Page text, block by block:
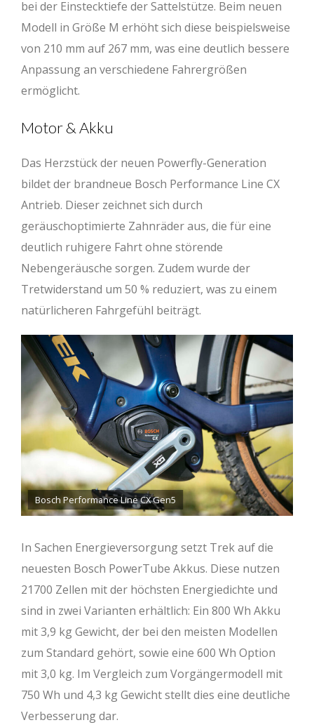
BB Drop (mm) 30 45 45 45
Stack (mm)
bei der Einstecktiefe der Sattelstütze. Beim neuen
Modell in Größe M erhöht sich diese beispielsweise
von 210 mm auf 267 mm, was eine deutlich bessere
Anpassung an verschiedene Fahrergrößen
ermöglicht.
Motor & Akku
Das Herzstück der neuen Powerfly-Generation
bildet der brandneue Bosch Performance Line CX
Antrieb. Dieser zeichnet sich durch
geräuschoptimierte Zahnräder aus, die für eine
deutlich ruhigere Fahrt ohne störende
Nebengeräusche sorgen. Zudem wurde der
Tretwiderstand um 50 % reduziert, was zu einem
natürlicheren Fahrgefühl beiträgt.
Bosch Performance Line CX Gen5
In Sachen Energieversorgung setzt Trek auf die
neuesten Bosch PowerTube Akkus. Diese nutzen
21700 Zellen mit der höchsten Energiedichte und
sind in zwei Varianten erhältlich: Ein 800 Wh Akku
mit 3,9 kg Gewicht, der bei den meisten Modellen
zum Standard gehört, sowie eine 600 Wh Option
mit 3,0 kg. Im Vergleich zum Vorgängermodell mit
750 Wh und 4,3 kg Gewicht stellt dies eine deutliche
Verbesserung dar.